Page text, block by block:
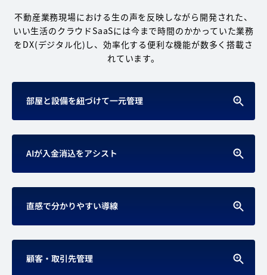
不動産業務現場における生の声を反映しながら開発された、
いい生活のクラウドSaaSには今まで時間のかかっていた業務
をDX(デジタル化)し、効率化する便利な機能が数多く搭載さ
れています。
部屋と設備を紐づけて一元管理
AIが入金消込をアシスト
直感で分かりやすい導線
顧客・取引先管理